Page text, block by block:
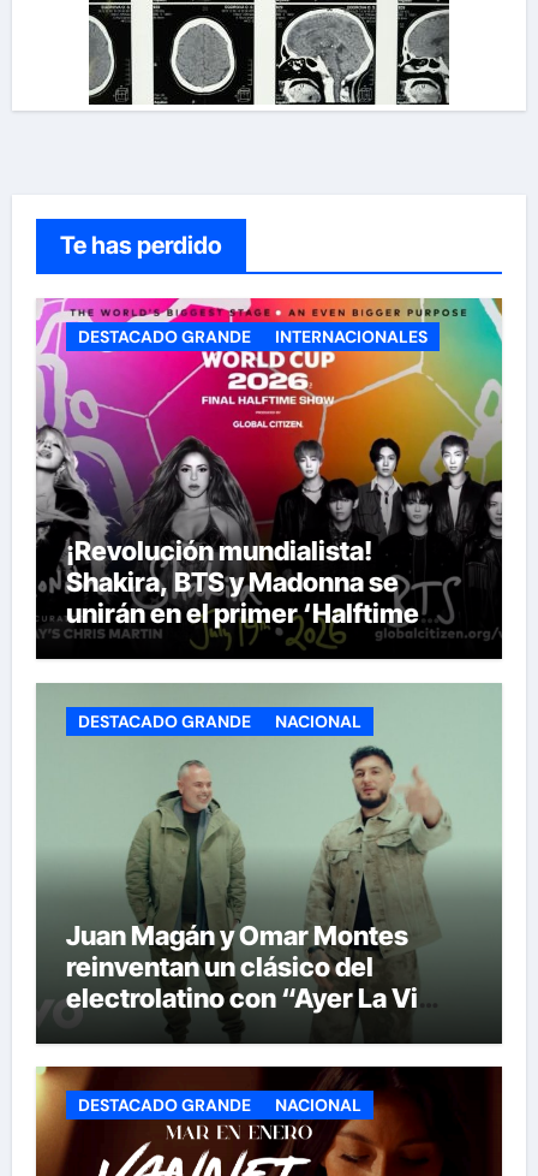
Te has perdido
DESTACADO GRANDE INTERNACIONALES
¡Revolución mundialista!
Shakira, BTS y Madonna se
unirán en el primer ‘Halftime
Show’ de la historia del Mundial
DESTACADO GRANDE NACIONAL
Juan Magán y Omar Montes
reinventan un clásico del
electrolatino con “Ayer La Vi
(BPA26)”
DESTACADO GRANDE NACIONAL